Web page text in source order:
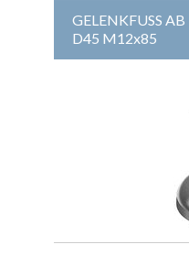
GELENKFUSS AB
D45 M12x85